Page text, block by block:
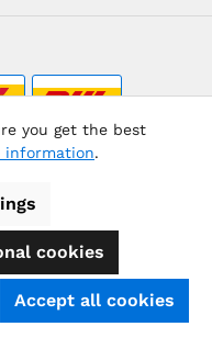
Travel Center
and possible delivery
BVD Europe
you get the best
information.
cookies
Accept all cookies
ausgezeichnet.org, shopvote.de ⓘ